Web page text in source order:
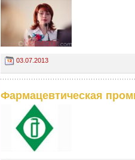
03.07.2013
Фармацевтическая